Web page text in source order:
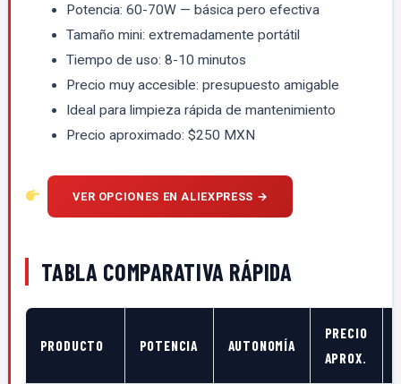
Potencia: 60-70W — básica pero efectiva
Tamaño mini: extremadamente portátil
Tiempo de uso: 8-10 minutos
Precio muy accesible: presupuesto amigable
Ideal para limpieza rápida de mantenimiento
Precio aproximado: $250 MXN
VER OPCIONES EN ALIEXPRESS →
TABLA COMPARATIVA RÁPIDA
PRODUCTO POTENCIA AUTONOMÍA
PRECIO
APROX.